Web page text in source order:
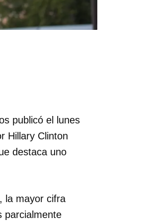
publicó el lunes
Hillary Clinton
destaca uno
la mayor cifra
parcialmente